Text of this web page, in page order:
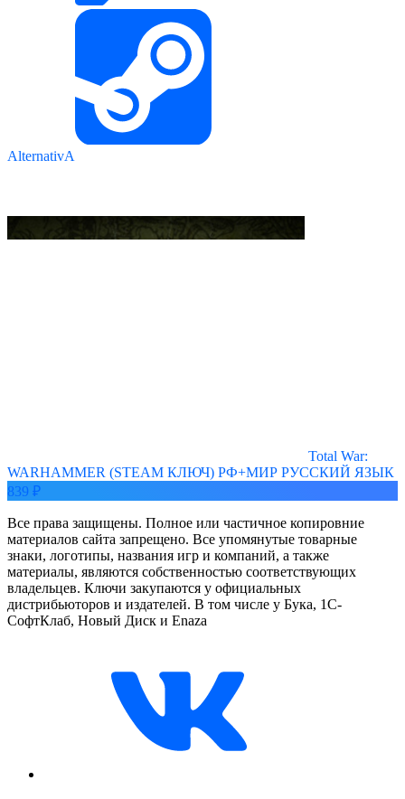
AlternativA
Total War:
WARHAMMER (STEAM КЛЮЧ) РФ+МИР РУССКИЙ ЯЗЫК
839 ₽
Все права защищены. Полное или частичное копировние
материалов сайта запрещено. Все упомянутые товарные
знаки, логотипы, названия игр и компаний, а также
материалы, являются собственностью соответствующих
владельцев. Ключи закупаются у официальных
дистрибьюторов и издателей. В том числе у Бука, 1С-
СофтКлаб, Новый Диск и Enaza